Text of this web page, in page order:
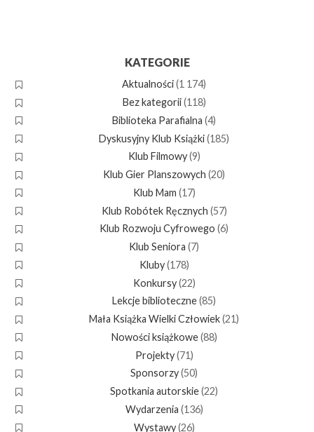
KATEGORIE
Aktualności(1 174)
Bez kategorii(118)
Biblioteka Parafialna (4)
Dyskusyjny Klub Książki(185)
Klub Filmowy(9)
Klub Gier Planszowych (20)
Klub Mam (17)
Klub Robótek Ręcznych (57)
Klub Rozwoju Cyfrowego (6)
Klub Seniora (7)
Kluby(178)
Konkursy(22)
Lekcje biblioteczne(85)
Mała Książka Wielki Człowiek(21)
Nowości książkowe(88)
Projekty(71)
Sponsorzy(50)
Spotkania autorskie(22)
Wydarzenia (136)
Wystawy(26)